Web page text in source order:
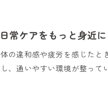
常ケアをもっと身近に
の違和感や疲労を感じた
、通いやすい環境が整っ